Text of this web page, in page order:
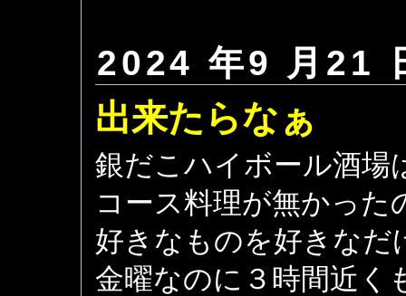
2024 年9 月21
出来たらなぁ
銀だこハイボール酒場
コース料理が無かった
好きなものを好きなだ
金曜なのに３時間近く